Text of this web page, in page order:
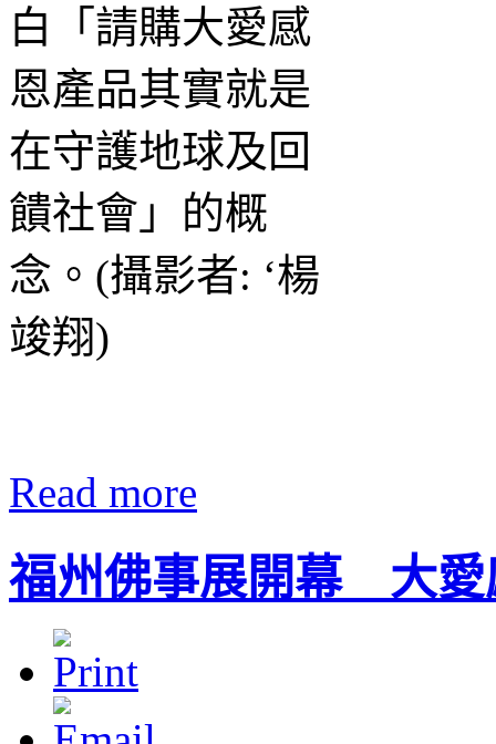
Read more
福州佛事展開幕 大愛